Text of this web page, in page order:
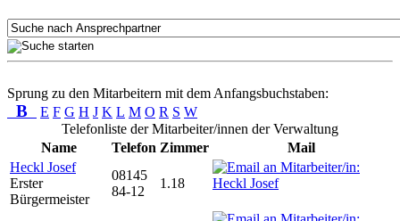
Sprung zu den Mitarbeitern mit dem Anfangsbuchstaben:
B E F G H J K L M O R S W
Telefonliste der Mitarbeiter/innen der Verwaltung
Name
Telefon Zimmer
Mail
Heckl Josef
Erster
Bürgermeister
08145
84-12
1.18